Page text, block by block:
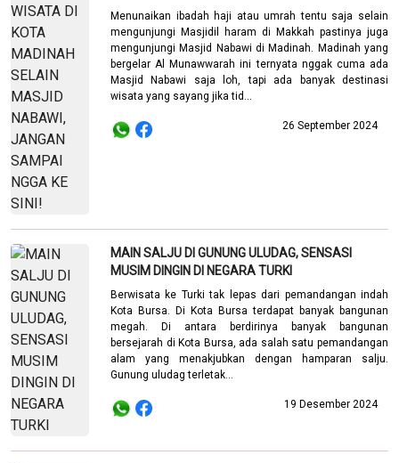
Menunaikan ibadah haji atau umrah tentu saja selain
mengunjungi Masjidil haram di Makkah pastinya juga
mengunjungi Masjid Nabawi di Madinah. Madinah yang
bergelar Al Munawwarah ini ternyata nggak cuma ada
Masjid Nabawi saja loh, tapi ada banyak destinasi
wisata yang sayang jika tid...
26 September 2024
MAIN SALJU DI GUNUNG ULUDAG, SENSASI
MUSIM DINGIN DI NEGARA TURKI
Berwisata ke Turki tak lepas dari pemandangan indah
Kota Bursa. Di Kota Bursa terdapat banyak bangunan
megah. Di antara berdirinya banyak bangunan
bersejarah di Kota Bursa, ada salah satu pemandangan
alam yang menakjubkan dengan hamparan salju.
Gunung uludag terletak...
19 Desember 2024